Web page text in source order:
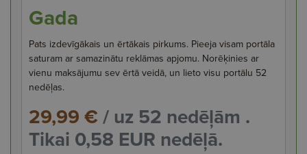
Gada
Pats izdevīgākais un ērtākais pirkums. Pieeja visam portāla
saturam ar samazinātu reklāmas apjomu. Norēķinies ar
vienu maksājumu sev ērtā veidā, un lieto visu portālu 52
nedēļas.
29,99 €/ uz 52 nedēļām .
Tikai 0,58 EUR nedēļā.